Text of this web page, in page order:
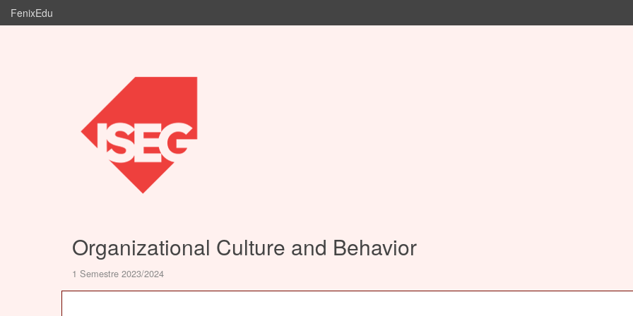
FenixEdu
Organizational Culture and Behavior
1 Semestre 2023/2024